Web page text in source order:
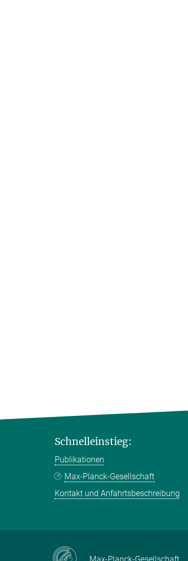
Schnelleinstieg:
Publikationen
Max-Planck-Gesellschaft
Kontakt und Anfahrtsbeschreibung
Max-Planck-Gesellschaft